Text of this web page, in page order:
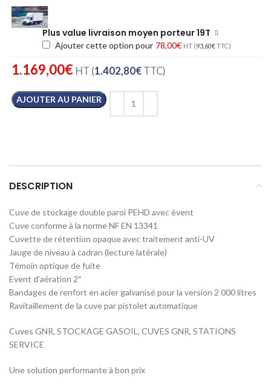
Plus value livraison moyen porteur 19T
Ajouter cette option pour 78,00€ HT (93,60€TTC)
1.169,00€ HT (1.402,80€ TTC)
AJOUTER AU PANIER
DESCRIPTION
Cuve de stockage double paroi PEHD avec évent
Cuve conforme à la norme NF EN 13341
Cuvette de rétention opaque avec traitement anti-UV
Jauge de niveau à cadran (lecture latérale)
Témoin optique de fuite
Event d’aération 2″
Bandages de renfort en acier galvanisé pour la version 2 000 litres
Ravitaillement de la cuve par pistolet automatique
Cuves GNR, STOCKAGE GASOIL, CUVES GNR, STATIONS
SERVICE
Une solution performante à bon prix